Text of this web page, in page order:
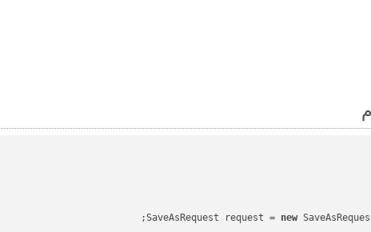
SaveAsRequest request = new